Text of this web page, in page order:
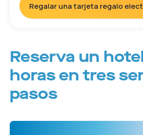
Regalar una tarjeta regalo
Reserva un
horas en tres
pasos